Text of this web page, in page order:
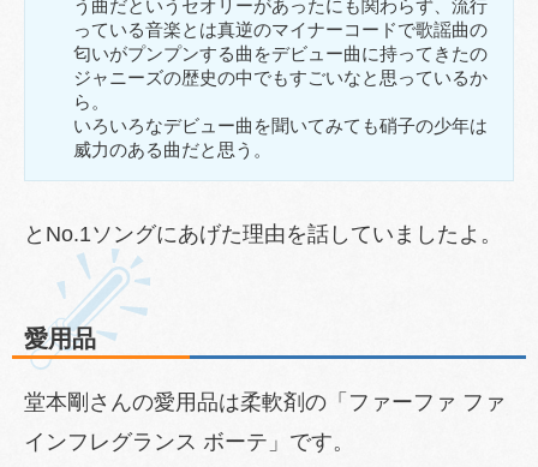
う曲だというセオリーがあったにも関わらず、流行
っている音楽とは真逆のマイナーコードで歌謡曲の
匂いがプンプンする曲をデビュー曲に持ってきたの
ジャニーズの歴史の中でもすごいなと思っているか
ら。
いろいろなデビュー曲を聞いてみても硝子の少年は
威力のある曲だと思う。
とNo.1ソングにあげた理由を話していましたよ。
愛用品
堂本剛さんの愛用品は柔軟剤の「ファーファ ファ
インフレグランス ボーテ」です。